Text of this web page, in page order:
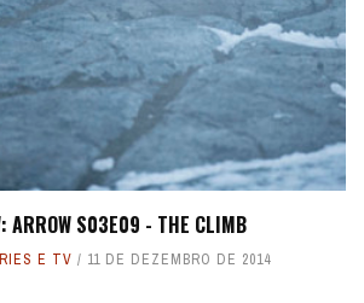
ARROW S03E09 - THE CLIMB
E TV 11 DE DEZEMBRO DE 2014